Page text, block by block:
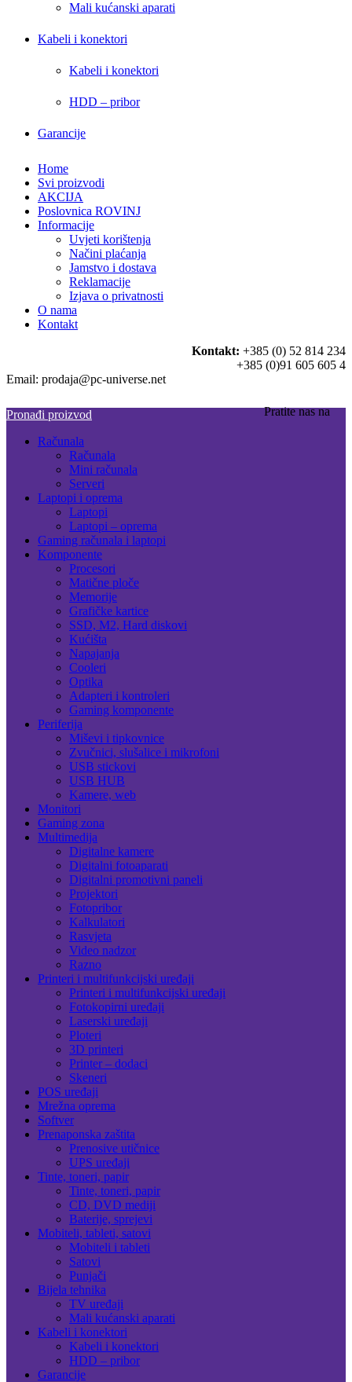
Mali kućanski aparati
Kabeli i konektori
Kabeli i konektori
HDD – pribor
Garancije
Home
Svi proizvodi
AKCIJA
Poslovnica ROVINJ
Informacije
Uvjeti korištenja
Načini plaćanja
Jamstvo i dostava
Reklamacije
Izjava o privatnosti
O nama
Kontakt
Kontakt: +385 (0) 52 814 234
+385 (0)91 605 605 4
Email: prodaja@pc-universe.net
Pratite nas na
Pronađi proizvod
Računala
Računala
Mini računala
Serveri
Laptopi i oprema
Laptopi
Laptopi – oprema
Gaming računala i laptopi
Komponente
Procesori
Matične ploče
Memorije
Grafičke kartice
SSD, M2, Hard diskovi
Kućišta
Napajanja
Cooleri
Optika
Adapteri i kontroleri
Gaming komponente
Periferija
Miševi i tipkovnice
Zvučnici, slušalice i mikrofoni
USB stickovi
USB HUB
Kamere, web
Monitori
Gaming zona
Multimedija
Digitalne kamere
Digitalni fotoaparati
Digitalni promotivni paneli
Projektori
Fotopribor
Kalkulatori
Rasvjeta
Video nadzor
Razno
Printeri i multifunkcijski uređaji
Printeri i multifunkcijski uređaji
Fotokopirni uređaji
Laserski uređaji
Ploteri
3D printeri
Printer – dodaci
Skeneri
POS uređaji
Mrežna oprema
Softver
Prenaponska zaštita
Prenosive utičnice
UPS uređaji
Tinte, toneri, papir
Tinte, toneri, papir
CD, DVD mediji
Baterije, sprejevi
Mobiteli, tableti, satovi
Mobiteli i tableti
Satovi
Punjači
Bijela tehnika
TV uređaji
Mali kućanski aparati
Kabeli i konektori
Kabeli i konektori
HDD – pribor
Garancije